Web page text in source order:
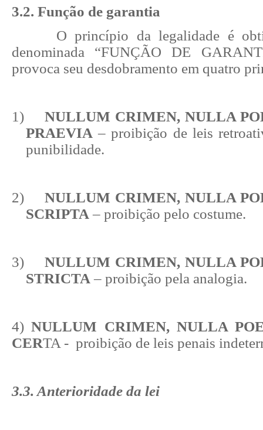
3.2. Função de garantia
O princípio da legalidade é
denominada “FUNÇÃO DE
provoca seu desdobramento em quatro
1)
NULLUM CRIMEN, NULLA
PRAEVIA – proibição de leis
punibilidade.
2)
NULLUM CRIMEN, NULLA
SCRIPTA – proibição pelo costume.
3)
NULLUM CRIMEN, NULLA
STRICTA – proibição pela analogia.
4)NULLUM CRIMEN, NULLA
CERTA - proibição de leis penais
3.3. Anterioridade da lei